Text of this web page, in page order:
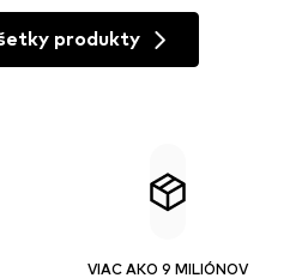
produkty
VIAC AKO 9 MILIÓNOV